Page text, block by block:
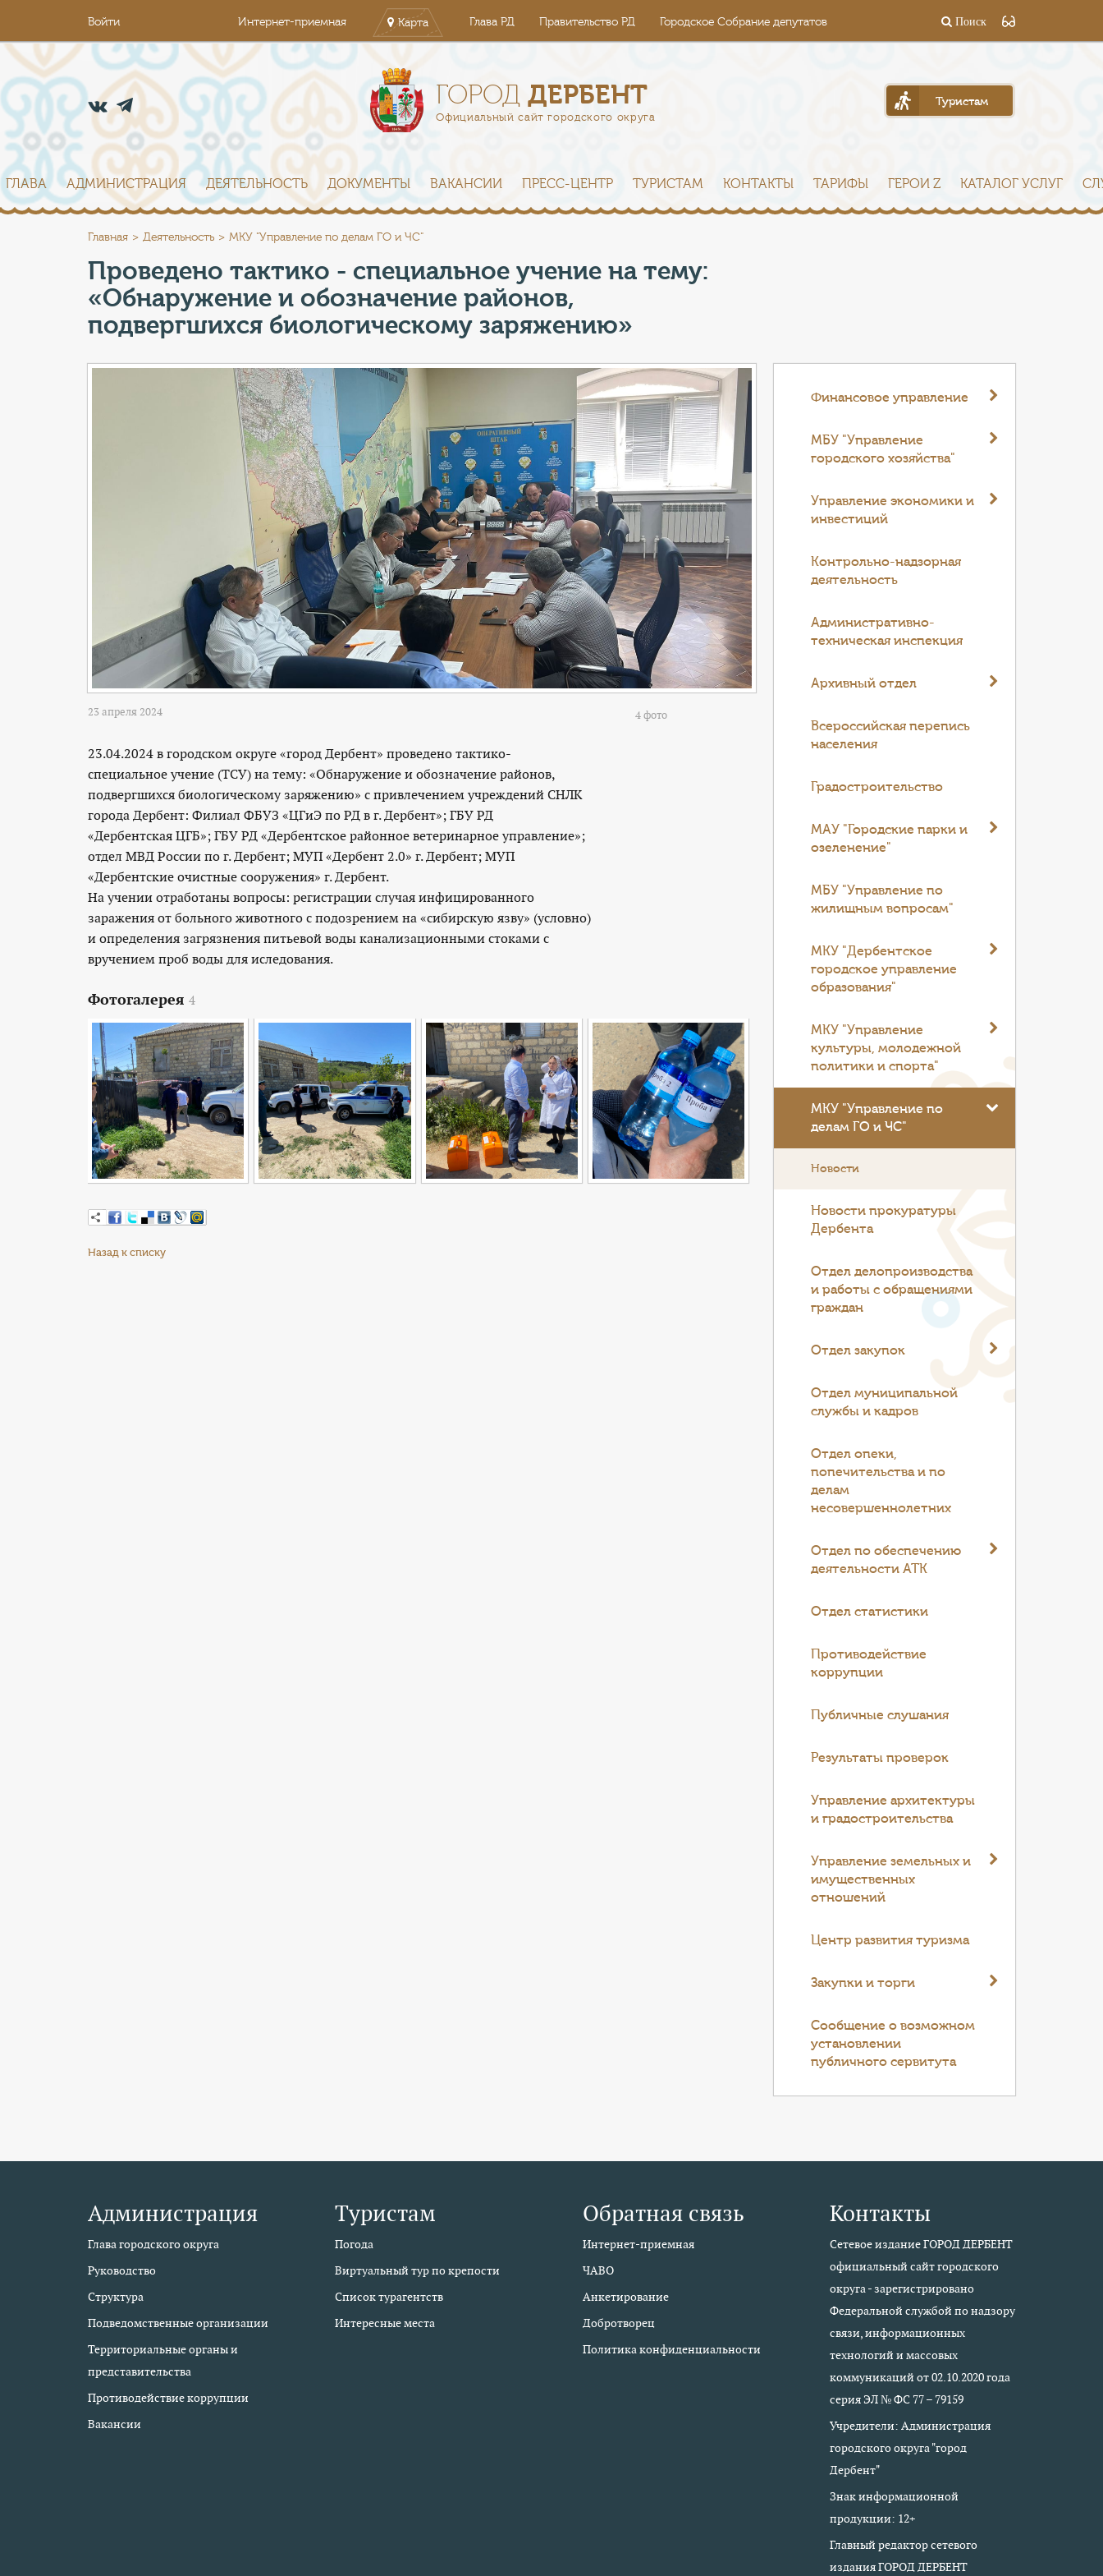
Войти Интернет-приемная Карта Глава РД Правительство РД Городское Собрание депутатов Поиск
ГОРОДДЕРБЕНТ
Официальный сайт городского округа
Туристам
ГЛАВА АДМИНИСТРАЦИЯ ДЕЯТЕЛЬНОСТЬ ДОКУМЕНТЫ ВАКАНСИИ ПРЕСС-ЦЕНТР ТУРИСТАМ КОНТАКТЫ ТАРИФЫ ГЕРОИ Z КАТАЛОГ УСЛУГ
Главная Деятельность МКУ "Управление по делам ГО и ЧС"
Проведено тактико - специальное учение на тему:
«Обнаружение и обозначение районов,
подвергшихся биологическому заряжению»
23 апреля 2024 4 фото
23.04.2024 в городском округе «город Дербент» проведено тактико-
специальное учение (ТСУ) на тему: «Обнаружение и обозначение районов,
подвергшихся биологическому заряжению» с привлечением учреждений СНЛК
города Дербент: Филиал ФБУЗ «ЦГиЭ по РД в г. Дербент»; ГБУ РД
«Дербентская ЦГБ»; ГБУ РД «Дербентское районное ветеринарное управление»;
отдел МВД России по г. Дербент; МУП «Дербент 2.0» г. Дербент; МУП
«Дербентские очистные сооружения» г. Дербент.
На учении отработаны вопросы: регистрации случая инфицированного
заражения от больного животного с подозрением на «сибирскую язву» (условно)
и определения загрязнения питьевой воды канализационными стоками с
вручением проб воды для иследования.
Фотогалерея 4
Назад к списку
Финансовое управление
МБУ "Управление
городского хозяйства"
Управление экономики и
инвестиций
Контрольно-надзорная
деятельность
Административно-
техническая инспекция
Архивный отдел
Всероссийская перепись
населения
Градостроительство
МАУ "Городские парки и
озеленение"
МБУ "Управление по
жилищным вопросам"
МКУ "Дербентское
городское управление
образования"
МКУ "Управление
культуры, молодежной
политики и спорта"
МКУ "Управление по
делам ГО и ЧС"
Новости
Новости прокуратуры
Дербента
Отдел делопроизводства
и работы с обращениями
граждан
Отдел закупок
Отдел муниципальной
службы и кадров
Отдел опеки,
попечительства и по
делам
несовершеннолетних
Отдел по обеспечению
деятельности АТК
Отдел статистики
Противодействие
коррупции
Публичные слушания
Результаты проверок
Управление архитектуры
и градостроительства
Управление земельных и
имущественных
отношений
Центр развития туризма
Закупки и торги
Cообщение о возможном
установлении
публичного сервитута
Администрация
Глава городского округа
Руководство
Структура
Подведомственные организации
Территориальные органы и
представительства
Противодействие коррупции
Вакансии
Туристам
Погода
Виртуальный тур по крепости
Список турагентств
Интересные места
Обратная связь
Интернет-приемная
ЧАВО
Анкетирование
Добротворец
Политика конфиденциальности
Контакты
Сетевое издание ГОРОД ДЕРБЕНТ
официальный сайт городского
округа - зарегистрировано
Федеральной службой по надзору
связи, информационных
технологий и массовых
коммуникаций от 02.10.2020 года
серия ЭЛ № ФС 77 – 79159
Учредители: Администрация
городского округа "город
Дербент"
Знак информационной
продукции: 12+
Главный редактор сетевого
издания ГОРОД ДЕРБЕНТ